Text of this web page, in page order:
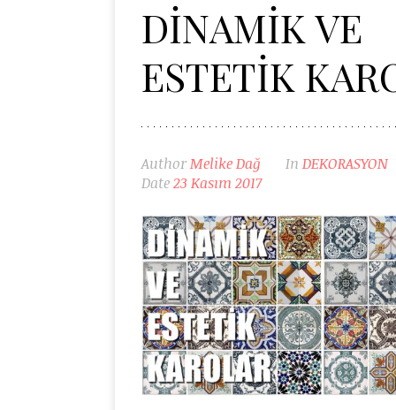
DİNAMİK VE
ESTETİK
AuthorMelike Dağ In DEKORASYON
Date23 Kasım 2017